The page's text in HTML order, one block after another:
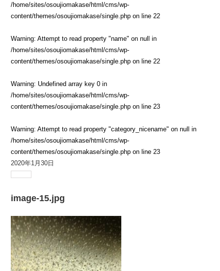
/home/sites/osoujiomakase/html/cms/wp-
content/themes/osoujiomakase/single.php on line 22
Warning: Attempt to read property "name" on null in
/home/sites/osoujiomakase/html/cms/wp-
content/themes/osoujiomakase/single.php on line 22
Warning: Undefined array key 0 in
/home/sites/osoujiomakase/html/cms/wp-
content/themes/osoujiomakase/single.php on line 23
Warning: Attempt to read property "category_nicename" on null in
/home/sites/osoujiomakase/html/cms/wp-
content/themes/osoujiomakase/single.php on line 23
2020年1月30日
image-15.jpg